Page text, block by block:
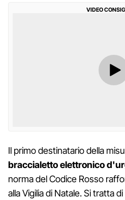
VIDEO
Il primo destinatario della
braccialetto elettronico
norma del Codice Rosso
alla Vigilia di Natale. Si tratta di